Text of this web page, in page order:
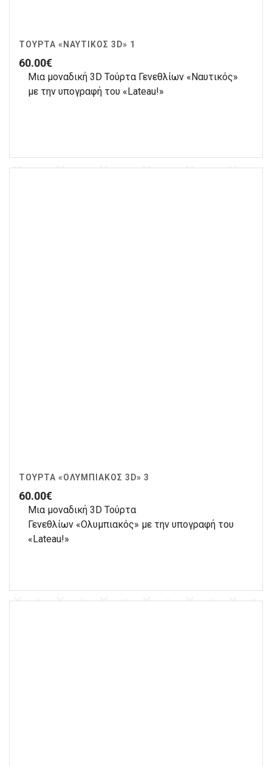
ΤΟΎΡΤΑ «ΝΑΥΤΙΚΌΣ 3D» 1
60.00€
Μια μοναδική 3D Τούρτα Γενεθλίων «Ναυτικός»
με την υπογραφή του «Lateau!»
ΤΟΎΡΤΑ «ΟΛΥΜΠΙΑΚΌΣ 3D» 3
60.00€
Μια μοναδική 3D Τούρτα
Γενεθλίων «Ολυμπιακός» με την υπογραφή του
«Lateau!»